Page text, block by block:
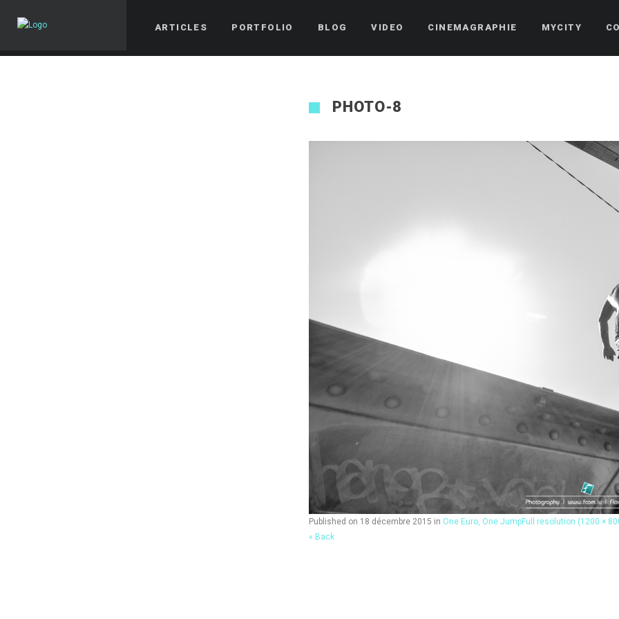
ARTICLES PORTFOLIO BLOG VIDEO CINEMAGRAPHIE MYCITY
PHOTO-8
Published on 18 décembre 2015 in One Euro, One JumpFull resolution (1200 ×
« Back